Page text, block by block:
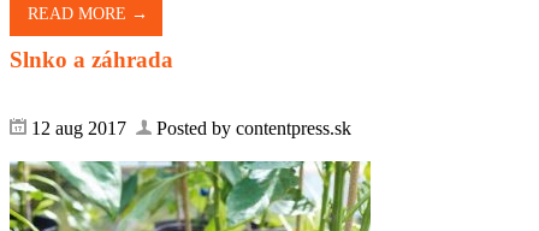
READ MORE →
Slnko a záhrada
12 aug 2017 Posted by contentpress.sk